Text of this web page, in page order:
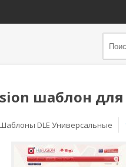
шаблон для
Шаблоны DLE Универсальные